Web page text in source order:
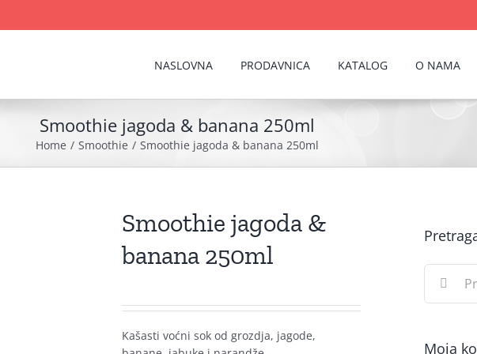
NASLOVNA PRODAVNICA KATALOG O NAMA
Smoothie jagoda & banana 250ml
Home Smoothie Smoothie jagoda & banana 250ml
Smoothie jagoda &
banana 250ml
Kašasti voćni sok od grozdja, jagode,
Search
for:
Moja